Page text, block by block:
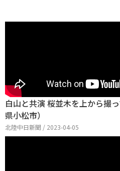
白山と共演 桜並木を上から撮
県小松市）
北陸中日新聞 / 2023-04-05